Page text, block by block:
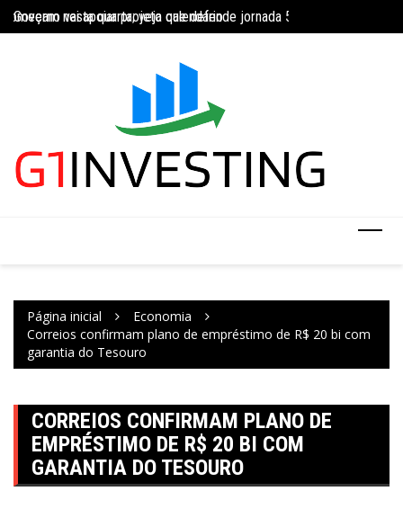
paraINSS amplia temporariamente prazo de auxílio-doença sem perícia;
Página inicial
Economia
Correios confirmam plano de empréstimo de R$ 20 bi com
garantia do Tesouro
CORREIOS CONFIRMAM PLANO DE
EMPRÉSTIMO DE R$ 20 BI COM
GARANTIA DO TESOURO